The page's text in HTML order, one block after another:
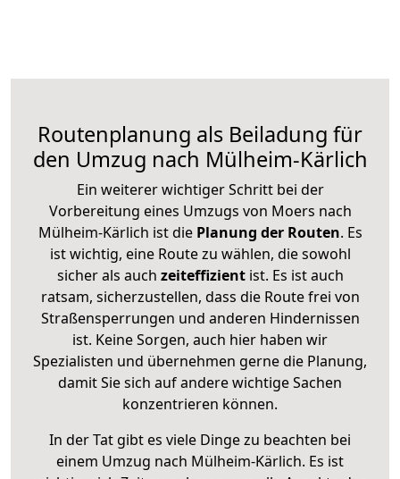
Routenplanung als Beiladung für
den Umzug nach Mülheim-Kärlich
Ein weiterer wichtiger Schritt bei der
Vorbereitung eines Umzugs von Moers nach
Mülheim-Kärlich ist diePlanung der Routen. Es
ist wichtig, eine Route zu wählen, die sowohl
sicher als auch zeiteffizientist. Es ist auch
ratsam, sicherzustellen, dass die Route frei von
Straßensperrungen und anderen Hindernissen
ist. Keine Sorgen, auch hier haben wir
Spezialisten und übernehmen gerne die Planung,
damit Sie sich auf andere wichtige Sachen
konzentrieren können.
In der Tat gibt es viele Dinge zu beachten bei
einem Umzug nach Mülheim-Kärlich. Es ist